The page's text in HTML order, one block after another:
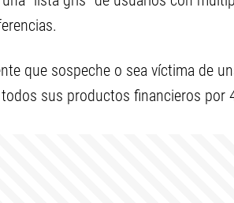
que sospeche o sea víctima de
sus productos financieros por